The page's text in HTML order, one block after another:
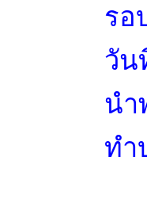
รอ
วัน
นำ
ทำ